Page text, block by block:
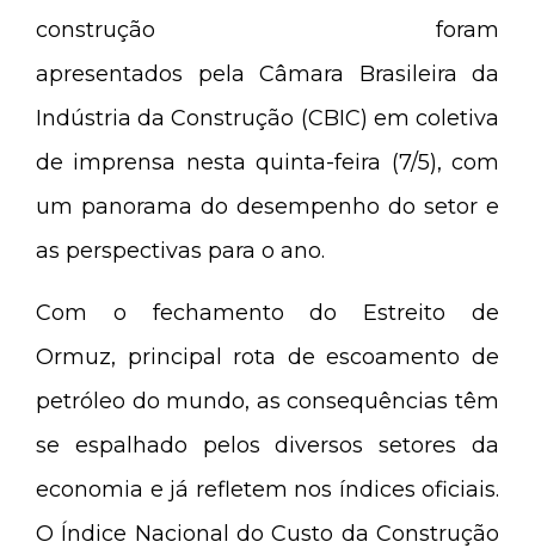
construção foram
apresentados pela Câmara Brasileira da
Indústria da Construção (CBIC) em coletiva
de imprensa nesta quinta-feira (7/5), com
um panorama do desempenho do setor e
as perspectivas para o ano.
Com o fechamento do Estreito de
Ormuz, principal rota de escoamento de
petróleo do mundo, as consequências têm
se espalhado pelos diversos setores da
economia e já refletem nos índices oficiais.
O Índice Nacional do Custo da Construção